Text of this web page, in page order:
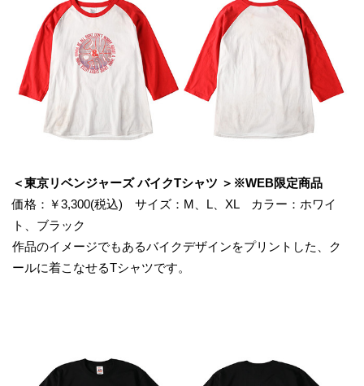
＜東京リベンジャーズ バイクTシャツ ＞※WEB限定商品
価格：￥3,300(税込) サイズ：M、L、XL カラー：ホワイ
ト、ブラック
作品のイメージでもあるバイクデザインをプリントした、ク
ールに着こなせるTシャツです。